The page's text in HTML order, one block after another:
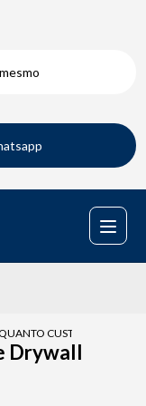
CUSTA
Drywall